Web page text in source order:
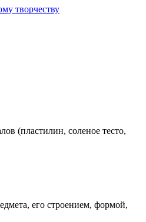
творчеству
(пластилин, соленое тесто,
его строением, формой,